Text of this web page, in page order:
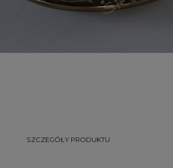
SZCZEGÓŁY PRODUKTU